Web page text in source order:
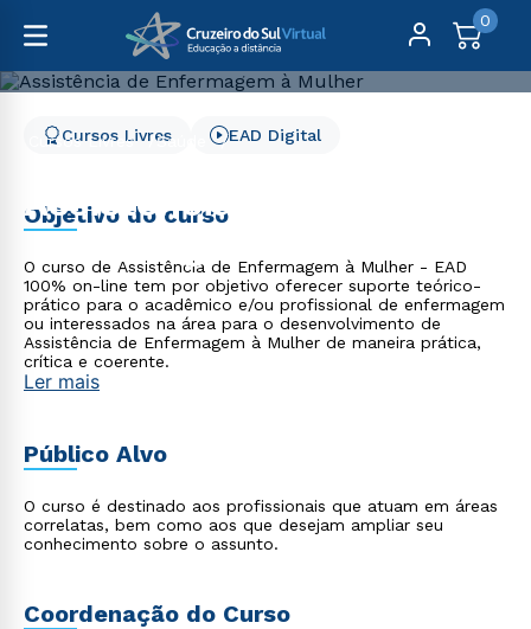
0
Cursos Livres
Saúde
Assistência de
Enfermagem à Mulher
Cursos Livres EAD Digital
Objetivo do curso
O curso de Assistência de Enfermagem à Mulher - EAD
100% on-line tem por objetivo oferecer suporte teórico-
prático para o acadêmico e/ou profissional de enfermagem
ou interessados na área para o desenvolvimento de
Assistência de Enfermagem à Mulher de maneira prática,
crítica e coerente.
Ler mais
Público Alvo
O curso é destinado aos profissionais que atuam em áreas
correlatas, bem como aos que desejam ampliar seu
conhecimento sobre o assunto.
Coordenação do Curso